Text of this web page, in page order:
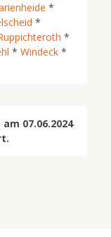
*
*
*
* Windeck *
07.06.2024